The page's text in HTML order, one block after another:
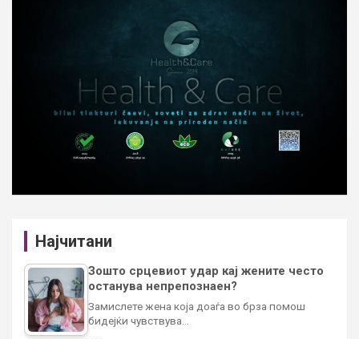
Најчитани
Зошто срцевиот удар кај жените често
останува непрепознаен?
Замислете жена која доаѓа во брза помош
бидејќи чувствува…